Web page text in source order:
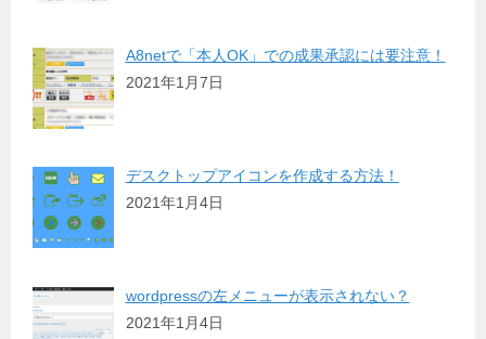
A8netで「本人OK」での成果承認には要注意！
2021年1月7日
デスクトップアイコンを作成する方法！
2021年1月4日
wordpressの左メニューが表示されない？
2021年1月4日